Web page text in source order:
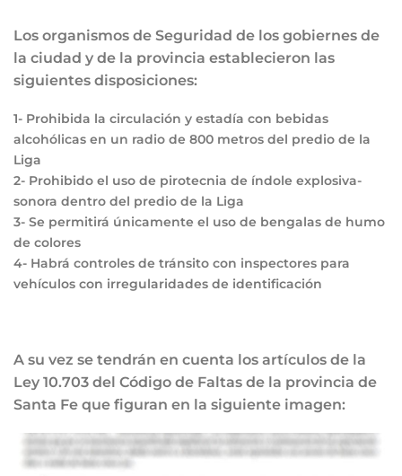
Los organismos de Seguridad de los gobiernes de
la ciudad y de la provincia establecieron las
siguientes disposiciones:
1- Prohibida la circulación y estadía con bebidas
alcohólicas en un radio de 800 metros del predio de la
Liga
2- Prohibido el uso de pirotecnia de índole explosiva-
sonora dentro del predio de la Liga
3- Se permitirá únicamente el uso de bengalas de humo
de colores
4- Habrá controles de tránsito con inspectores para
vehículos con irregularidades de identificación
A su vez se tendrán en cuenta los artículos de la
Ley 10.703 del Código de Faltas de la provincia de
Santa Fe que figuran en la siguiente imagen: